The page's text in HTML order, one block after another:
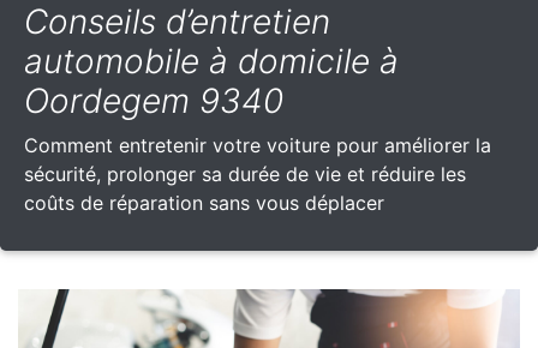
Conseils d’entretien
automobile à domicile à
Oordegem 9340
Comment entretenir votre voiture pour améliorer la
sécurité, prolonger sa durée de vie et réduire les
coûts de réparation sans vous déplacer